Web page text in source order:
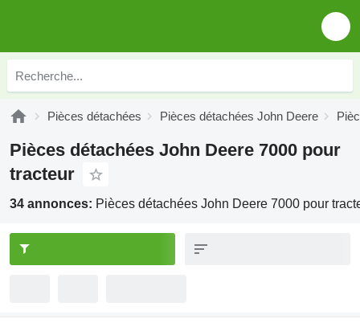
Pièces détachées Pièces détachées John Deere
Pièces détachées John Deere 7000 pour
tracteur
34 annonces: Pièces détachées John Deere 7000 pour